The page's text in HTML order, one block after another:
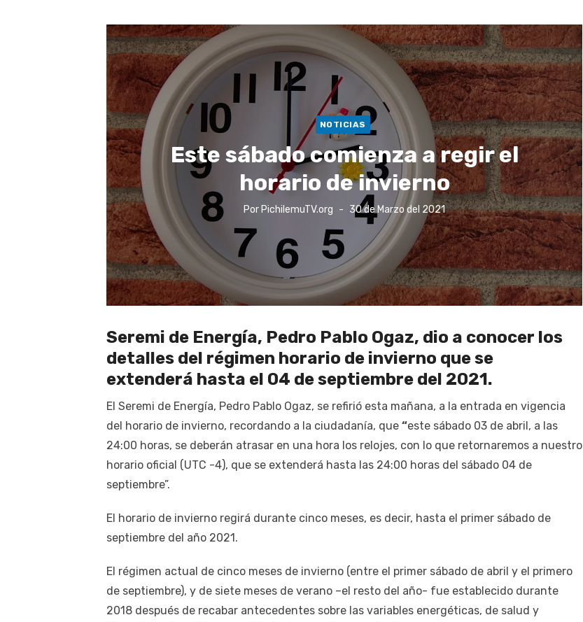
NOTICIAS
Este sábado comienza a regir el
horario de invierno
Por PichilemuTV.org
Publicado
el
30 de Marzo del 2021
Seremi de Energía, Pedro Pablo Ogaz, dio a conocer los
detalles del régimen horario de invierno que se
extenderá hasta el 04 de septiembre del 2021.
El Seremi de Energía, Pedro Pablo Ogaz, se refirió esta mañana, a la entrada en vigencia
del horario de invierno, recordando a la ciudadanía, que “este sábado 03 de abril, a las
24:00 horas, se deberán atrasar en una hora los relojes, con lo que retornaremos a nuestro
horario oficial (UTC -4), que se extenderá hasta las 24:00 horas del sábado 04 de
septiembre”.
El horario de invierno regirá durante cinco meses, es decir, hasta el primer sábado de
septiembre del año 2021.
El régimen actual de cinco meses de invierno (entre el primer sábado de abril y el primero
de septiembre), y de siete meses de verano –el resto del año- fue establecido durante
2018 después de recabar antecedentes sobre las variables energéticas, de salud y